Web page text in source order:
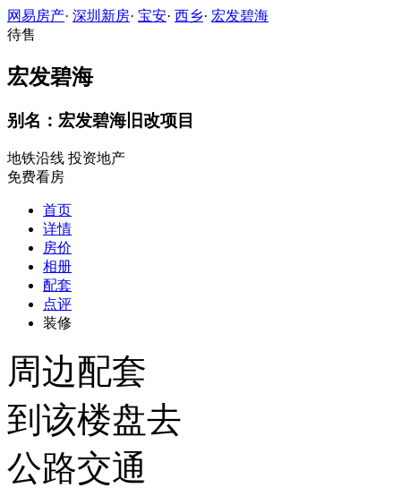
网易房产· 深圳新房· 宝安· 西乡· 宏发碧海
待售
宏发碧海
别名：宏发碧海旧改项目
地铁沿线 投资地产
免费看房
首页
详情
房价
相册
配套
点评
装修
周边配套
到该楼盘去
公路交通